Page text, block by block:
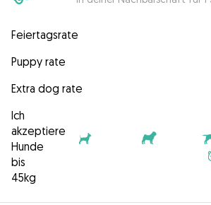
Feiertagsrate
Puppy rate
Extra dog rate
Ich
akzeptiere
Hunde
bis
45kg